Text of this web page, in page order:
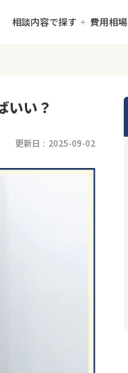
相談内容で探す 費用相場
いい？
更新日 : 2025-09-02